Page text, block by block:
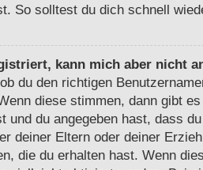
So solltest du dich schnell
kann mich aber nicht
du den richtigen
diese stimmen, dann gibt
und du angegeben hast, dass
deiner Eltern oder deiner
die du erhalten hast. Wenn